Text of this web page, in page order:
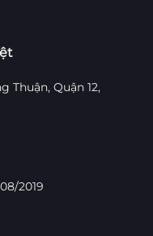
Thuận, Quận 12,
2019